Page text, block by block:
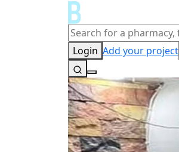
Login Add your project